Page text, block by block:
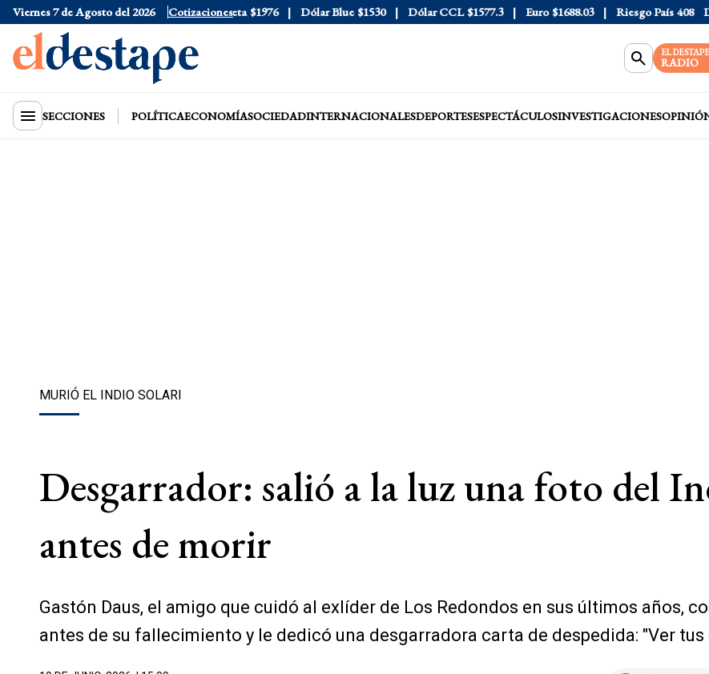
Viernes 7 de Agosto del 2026 Cotizaciones
Dólar Oficial $1520 Dólar Tarjeta $1976 Dólar Blue $1530 Dólar CCL $1577.3 Euro $1688.03 Riesgo País 408
EL DESTAPE
RADIO
SECCIONES POLÍTICAECONOMÍASOCIEDADINTERNACIONALESDEPORTESESPECTÁCULOSINVESTIGACIONES
MURIÓ EL INDIO SOLARI
Desgarrador: salió a la luz una foto del
antes de morir
Gastón Daus, el amigo que cuidó al exlíder de Los Redondos en sus últimos años,
antes de su fallecimiento y le dedicó una desgarradora carta de despedida: "Ver